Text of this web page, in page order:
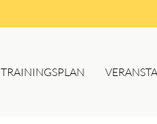
TRAININGSPLAN